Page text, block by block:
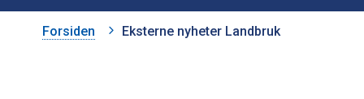
Du
Forsiden Eksterne nyheter Landbruk